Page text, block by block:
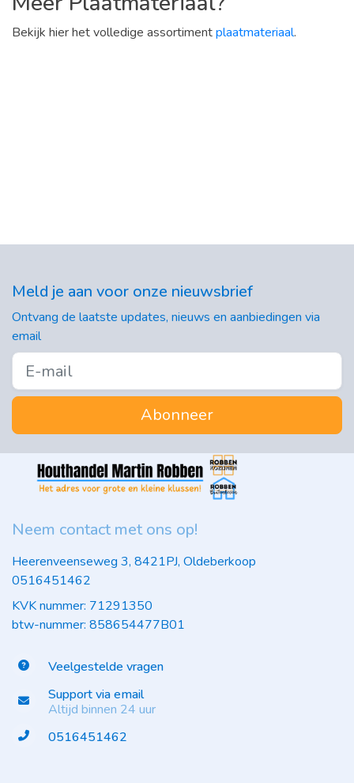
Bekijk hier het volledige assortimentplaatmateriaal.
Meld je aan voor onze nieuwsbrief
Ontvang de laatste updates, nieuws en aanbiedingen via
email
Abonneer
Neem contact met ons op!
Heerenveenseweg 3, 8421PJ, Oldeberkoop
0516451462
KVK nummer: 71291350
btw-nummer: 858654477B01
Veelgestelde vragen
Support via email
Altijd binnen 24 uur
0516451462